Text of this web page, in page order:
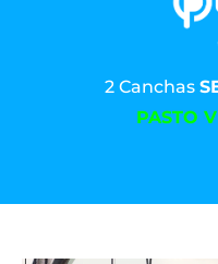
2 Canchas
PASTO